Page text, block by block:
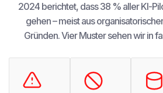
2024 berichtet, dass 38 % aller KI-
gehen – meist aus
Gründen. Vier Muster sehen wir in